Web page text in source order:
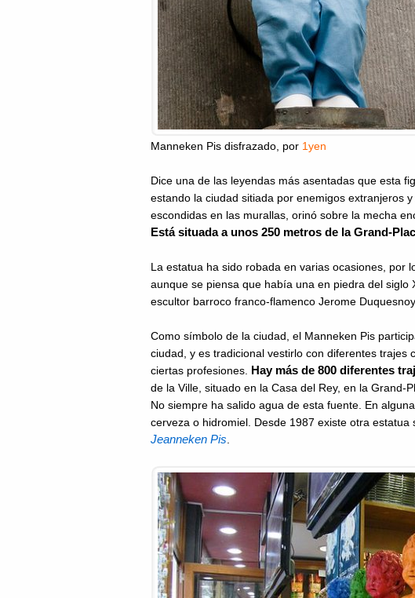
Manneken Pis disfrazado , por 1yen
Dice una de las leyendas más asentadas que esta
estando la ciudad sitiada por enemigos extranjeros
escondidas en las murallas, orinó sobre la mecha
Está situada a unos 250 metros de la Grand-
La estatua ha sido robada en varias ocasiones, por
aunque se piensa que había una en piedra del siglo
escultor barroco franco-flamenco Jerome Duquesnoy.
Como símbolo de la ciudad, el Manneken Pis
ciudad, y es tradicional vestirlo con diferentes trajes
ciertas profesiones. Hay más de 800 diferentes
de la Ville, situado en la Casa del Rey, en la Grand-
No siempre ha salido agua de esta fuente. En
cerveza o hidromiel. Desde 1987 existe otra estatua
Jeanneken Pis